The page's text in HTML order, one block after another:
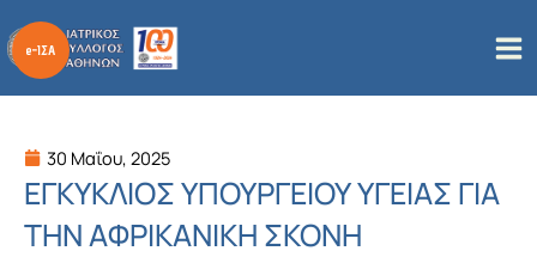
στο
περιεχόμενο
30 Μαΐου, 2025
ΕΓΚΥΚΛΙΟΣ ΥΠΟΥΡΓΕΙΟΥ ΥΓΕΙΑΣ ΓΙΑ
ΤΗΝ ΑΦΡΙΚΑΝΙΚΗ ΣΚΟΝΗ